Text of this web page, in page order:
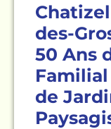
des-
50 Ans
de